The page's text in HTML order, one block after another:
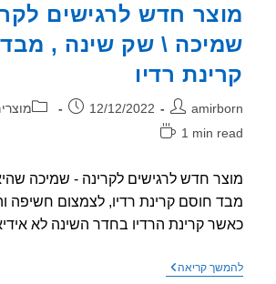
חדש לרגישים לקרינה
\ שק שינה , מבד
רדיו
פורסם:
12/12/2022 קטגוריה:
מוצרים
1 min
חדש לרגישים לקרינה - שמיכה שהיא גם
חוסם קרינת רדיו, לצמצום חשיפה והגנה
קרינת הרדיו בחדר השינה לא אידיאלית
קריאהמוצר